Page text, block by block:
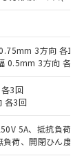
3方向 各1h
0.5mm 3方向 各
3回
各3回
5A、抵抗負荷
負荷、開閉ひん度
る
は、
デー
、閲
び標
をご
お客
オ
て
や
ェニル
シ
ブチ
チル
の
問
ミウ
フェ
エーテ
酸ジ
国
品
出
日本
許
を
、完
れな